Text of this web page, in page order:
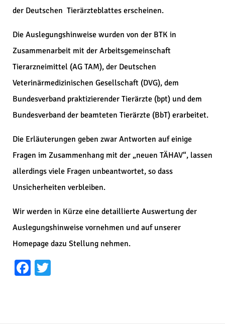
der Deutschen Tierärzteblattes erscheinen.
Die Auslegungshinweise wurden von der BTK in
Zusammenarbeit mit der Arbeitsgemeinschaft
Tierarzneimittel (AG TAM), der Deutschen
Veterinärmedizinischen Gesellschaft (DVG), dem
Bundesverband praktizierender Tierärzte (bpt) und dem
Bundesverband der beamteten Tierärzte (BbT) erarbeitet.
Die Erläuterungen geben zwar Antworten auf einige
Fragen im Zusammenhang mit der „neuen TÄHAV“, lassen
allerdings viele Fragen unbeantwortet, so dass
Unsicherheiten verbleiben.
Wir werden in Kürze eine detaillierte Auswertung der
Auslegungshinweise vornehmen und auf unserer
Homepage dazu Stellung nehmen.
Facebook